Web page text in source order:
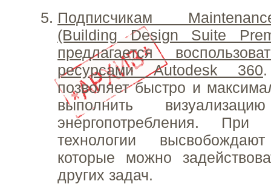
Подписчикам
(Building Design Suite
предлагается
ресурсами Autodesk 360
позволяет быстро и
выполнить
энергопотребления.
технологии
которые можно
других задач.